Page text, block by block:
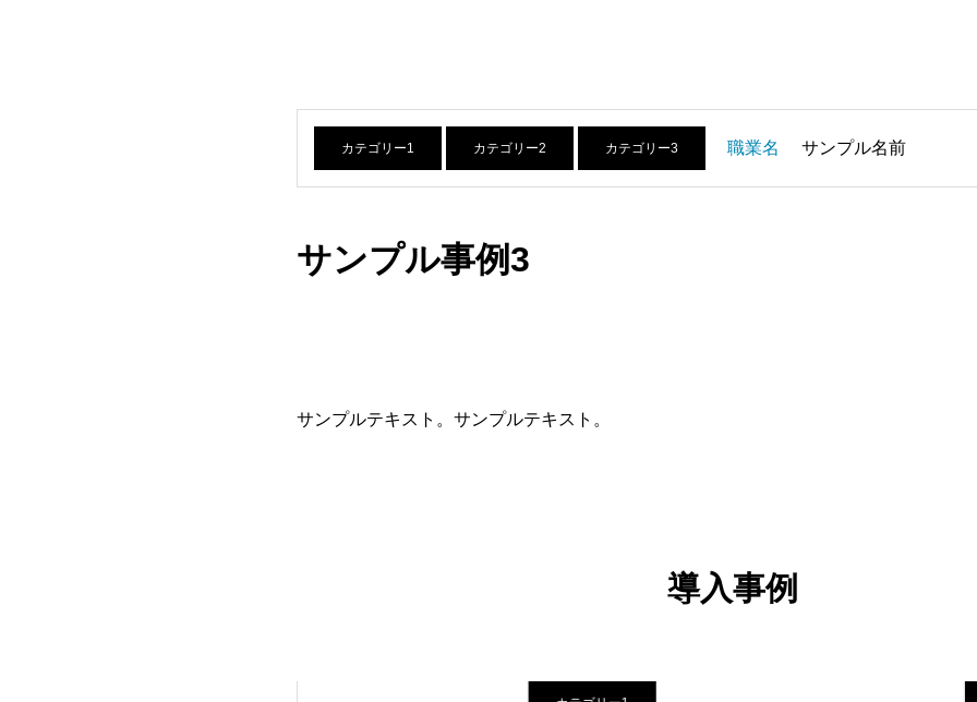
カテゴリー1 カテゴリー2 カテゴリー3 職業名 サンプル名前
サンプル事例3
サンプルテキスト。サンプルテキスト。
導入事例